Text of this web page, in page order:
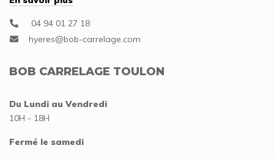
04 94 01 27 18
BOB CARRELAGE TOULON
Du Lundi au Vendredi
10H - 18H
Fermé le samedi